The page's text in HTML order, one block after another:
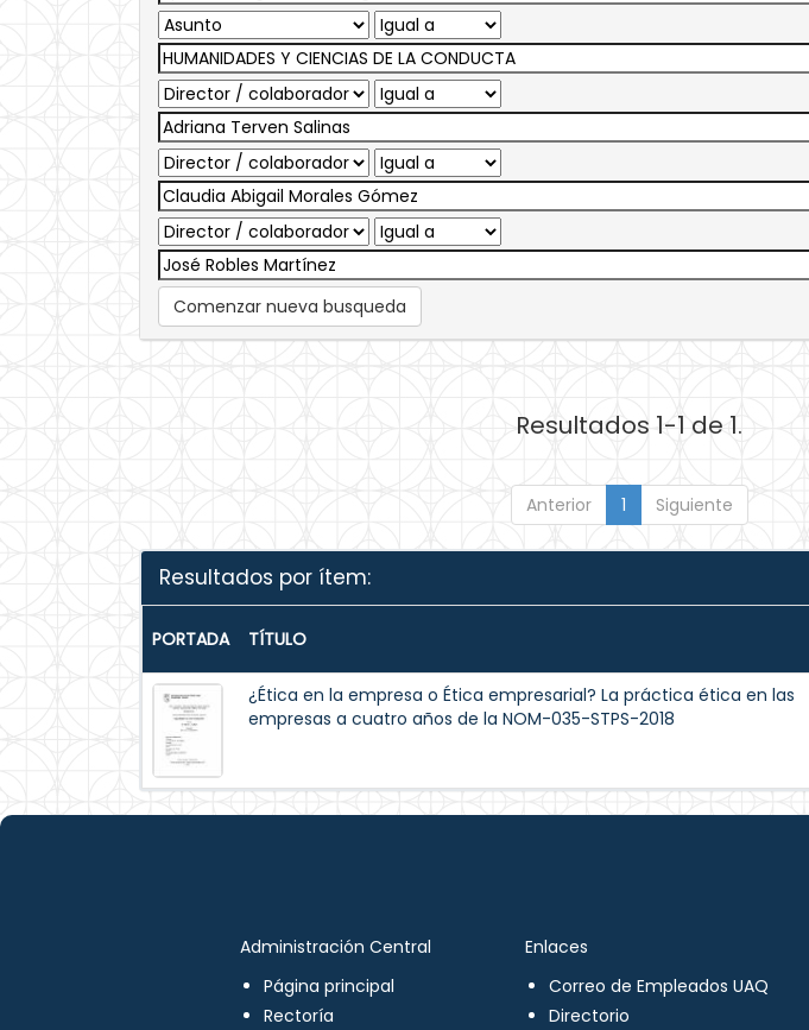
Comenzar nueva busqueda
Resultados 1-1 de 1.
Anterior 1 Siguiente
Resultados por ítem:
PORTADA TÍTULO
¿Ética en la empresa o Ética empresarial? La práctica ética en las
empresas a cuatro años de la NOM-035-STPS-2018
Administración Central
Página principal
Rectoría
Enlaces
Correo de Empleados UAQ
Directorio